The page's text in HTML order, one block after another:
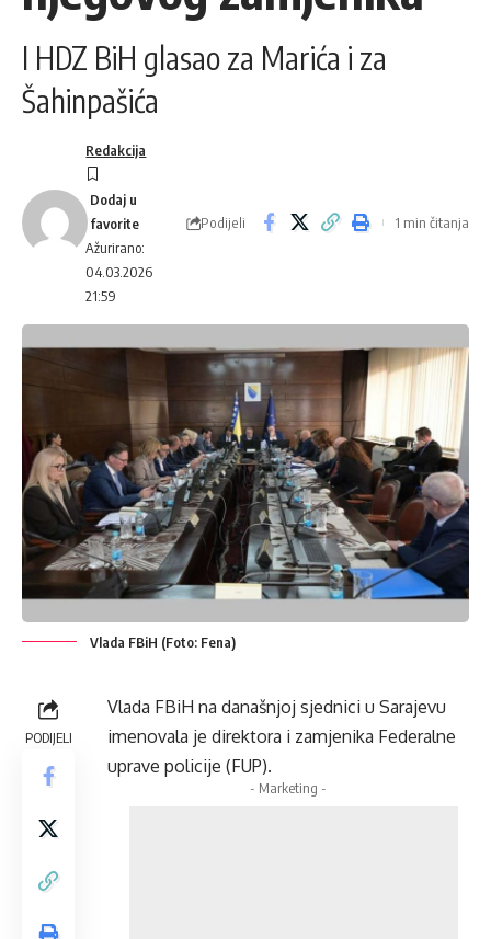
I HDZ BiH glasao za Marića i za
Šahinpašića
Ažurirano:
04.03.2026
21:59
Redakcija
Podijeli 1 min čitanja
Vlada FBiH (Foto: Fena)
PODIJELI
Vlada FBiH na današnjoj sjednici u Sarajevu
imenovala je direktora i zamjenika Federalne
uprave policije (FUP).
- Marketing -